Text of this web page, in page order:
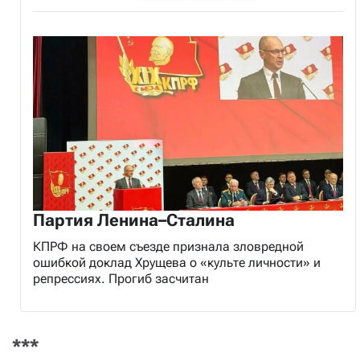
Партия Ленина–Сталина
КПРФ на своем съезде признала зловредной
ошибкой доклад Хрущева о «культе личности» и
репрессиях. Прогиб засчитан
***